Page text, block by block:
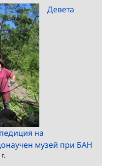
Девета
на
музей при БАН